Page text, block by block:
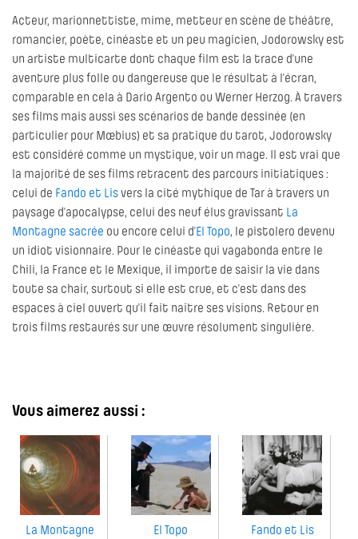
Acteur, marionnettiste, mime, metteur en scène de théâtre,
romancier, poète, cinéaste et un peu magicien, Jodorowsky est
un artiste multicarte dont chaque film est la trace d’une
aventure plus folle ou dangereuse que le résultat à l’écran,
comparable en cela à Dario Argento ou Werner Herzog. À travers
ses films mais aussi ses scénarios de bande dessinée (en
particulier pour Mœbius) et sa pratique du tarot, Jodorowsky
est considéré comme un mystique, voir un mage. Il est vrai que
la majorité de ses films retracent des parcours initiatiques :
celui de Fando et Lisvers la cité mythique de Tar à travers un
paysage d’apocalypse, celui des neuf élus gravissant La
Montagne sacrée ou encore celui d’El Topo, le pistolero devenu
un idiot visionnaire. Pour le cinéaste qui vagabonda entre le
Chili, la France et le Mexique, il importe de saisir la vie dans
toute sa chair, surtout si elle est crue, et c’est dans des
espaces à ciel ouvert qu’il fait naître ses visions. Retour en
trois films restaurés sur une œuvre résolument singulière.
Vous aimerez aussi :
La Montagne
El Topo Fando et Lis